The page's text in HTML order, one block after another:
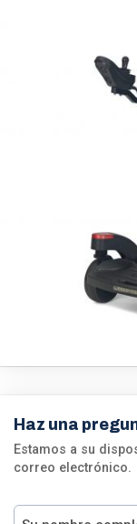
Haz una
Estamos a su
correo electrónico.